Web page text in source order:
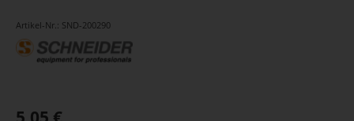
Artikel-Nr.: SND-200290